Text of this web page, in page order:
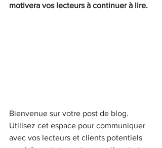
motivera vos lecteurs à continuer à lire.
Bienvenue sur votre post de blog.
Utilisez cet espace pour communiquer
avec vos lecteurs et clients potentiels